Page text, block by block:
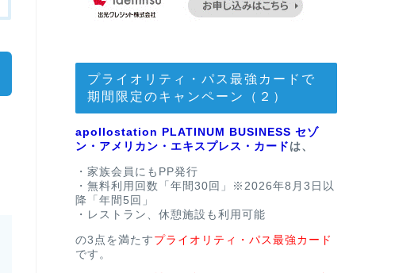
プライオリティ・パス最強カードで
期間限定のキャンペーン（２）
apollostation PLATINUM BUSINESS セゾ
ン・アメリカン・エキスプレス・カード は、
・家族会員にもPP発行
・無料利用回数「年間30回」※2026年8月3日以
降「年間5回」
・レストラン、休憩施設も利用可能
の3点を満たす プライオリティ・パス最強カード
です。